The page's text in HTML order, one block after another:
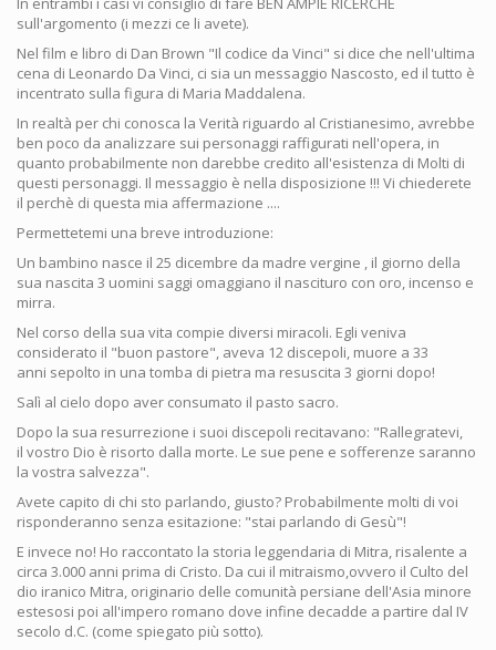
sull'argomento (i mezzi ce li avete).
Nel film e libro di Dan Brown "Il codice da Vinci" si dice che nell'ultima
cena di Leonardo Da Vinci, ci sia un messaggio Nascosto, ed il tutto è
incentrato sulla figura di Maria Maddalena.
In realtà per chi conosca la Verità riguardo al Cristianesimo, avrebbe
ben poco da analizzare sui personaggi raffigurati nell'opera, in
quanto probabilmente non darebbe credito all'esistenza di Molti di
questi personaggi. Il messaggio è nella disposizione !!! Vi chiederete
il perchè di questa mia affermazione ....
Permettetemi una breve introduzione:
Un bambino nasce il 25 dicembre da madre vergine , il giorno della
sua nascita 3 uomini saggi omaggiano il nascituro con oro, incenso e
mirra.
Nel corso della sua vita compie diversi miracoli. Egli veniva
considerato il "buon pastore", aveva 12 discepoli, muore a 33
anni sepolto in una tomba di pietra ma resuscita 3 giorni dopo!
Salì al cielo dopo aver consumato il pasto sacro.
Dopo la sua resurrezione i suoi discepoli recitavano: "Rallegratevi,
il vostro Dio è risorto dalla morte. Le sue pene e sofferenze saranno
la vostra salvezza".
Avete capito di chi sto parlando, giusto? Probabilmente molti di voi
risponderanno senza esitazione: "stai parlando di Gesù"!
E invece no! Ho raccontato la storia leggendaria di Mitra, risalente a
circa 3.000 anni prima di Cristo. Da cui il mitraismo,ovvero il Culto del
dio iranico Mitra, originario delle comunità persiane dell'Asia minore
estesosi poi all'impero romano dove infine decadde a partire dal IV
secolo d.C. (come spiegato più sotto).